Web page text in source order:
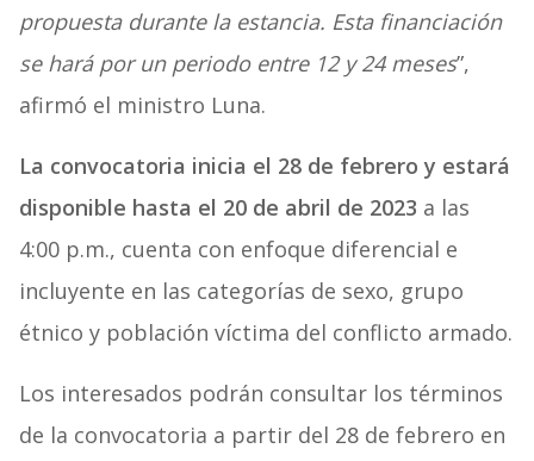
propuesta durante la estancia. Esta financiación
se hará por un periodo entre 12 y 24 meses”,
afirmó el ministro Luna.
La convocatoria inicia el 28 de febrero y estará
disponible hasta el 20 de abril de 2023 a las
4:00 p.m., cuenta con enfoque diferencial e
incluyente en las categorías de sexo, grupo
étnico y población víctima del conflicto armado.
Los interesados podrán consultar los términos
de la convocatoria a partir del 28 de febrero en